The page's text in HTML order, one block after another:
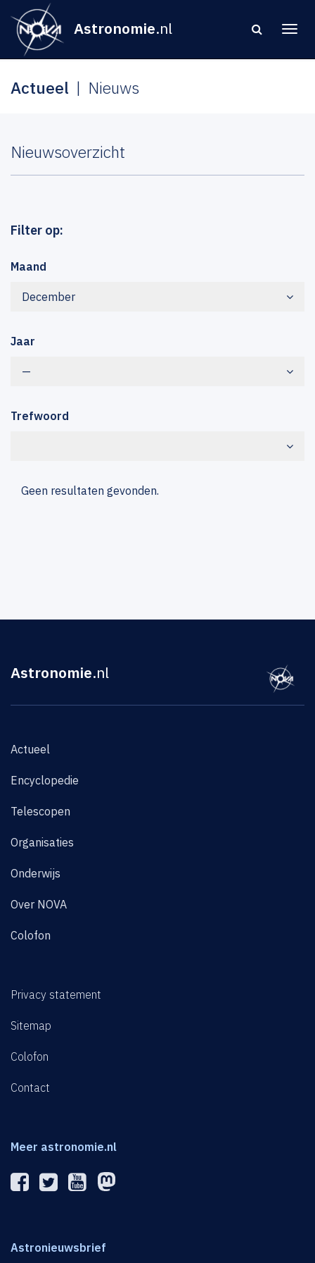
Astronomie.nl
Actueel Nieuws
Nieuwsoverzicht
Filter op:
Maand
December
Jaar
—
Trefwoord
Geen resultaten gevonden.
Astronomie.nl
Actueel
Encyclopedie
Telescopen
Organisaties
Onderwijs
Over NOVA
Colofon
Privacy statement
Sitemap
Colofon
Contact
Meer astronomie.nl
Astronieuwsbrief